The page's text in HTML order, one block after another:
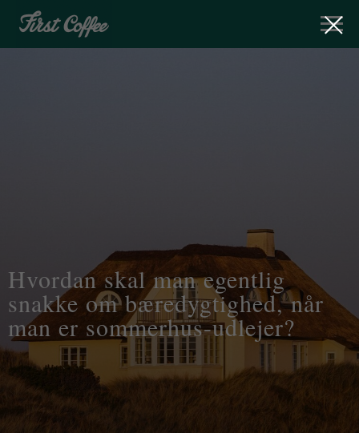
Hvordan skal man egentlig
snakke om bæredygtighed, når
man er sommerhus-udlejer?